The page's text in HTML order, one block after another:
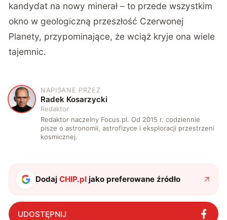
kandydat na nowy minerał – to przede wszystkim
okno w geologiczną przeszłość Czerwonej
Planety, przypominające, że wciąż kryje ona wiele
tajemnic.
R
NAPISANE PRZEZ
Radek Kosarzycki
Redaktor
Redaktor naczelny Focus.pl. Od 2015 r. codziennie
pisze o astronomii, astrofizyce i eksploracji przestrzeni
kosmicznej.
DodajCHIP.pl jako preferowane źródło
UDOSTĘPNIJ